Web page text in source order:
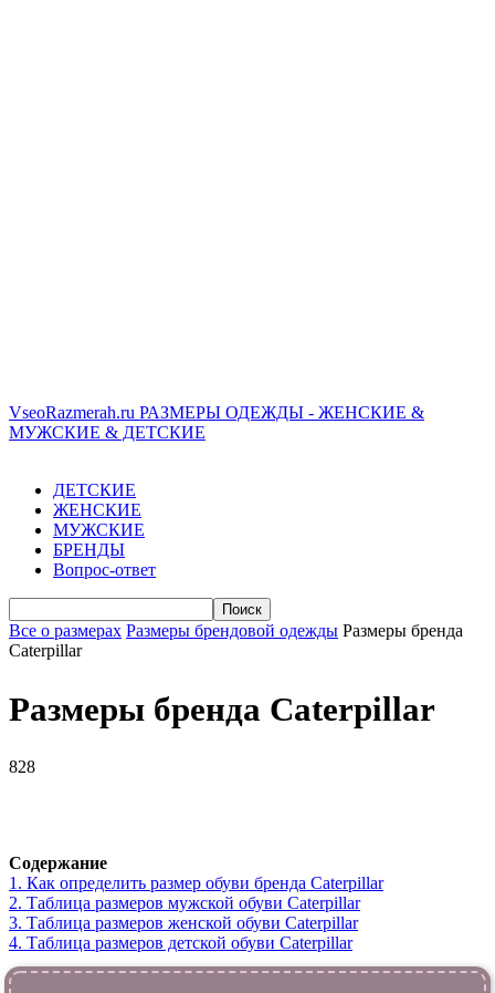
VseoRazmerah.ru РАЗМЕРЫ ОДЕЖДЫ - ЖЕНСКИЕ &
МУЖСКИЕ & ДЕТСКИЕ
ДЕТСКИЕ
ЖЕНСКИЕ
МУЖСКИЕ
БРЕНДЫ
Вопрос-ответ
Все о размерах Размеры брендовой одежды Размеры бренда
Caterpillar
Размеры бренда Caterpillar
828
Содержание
1. Как определить размер обуви брендa Caterpillar
2. Таблица размеров мужской обуви Caterpillar
3. Таблица размеров женской обуви Caterpillar
4. Таблица размеров детской обуви Caterpillar